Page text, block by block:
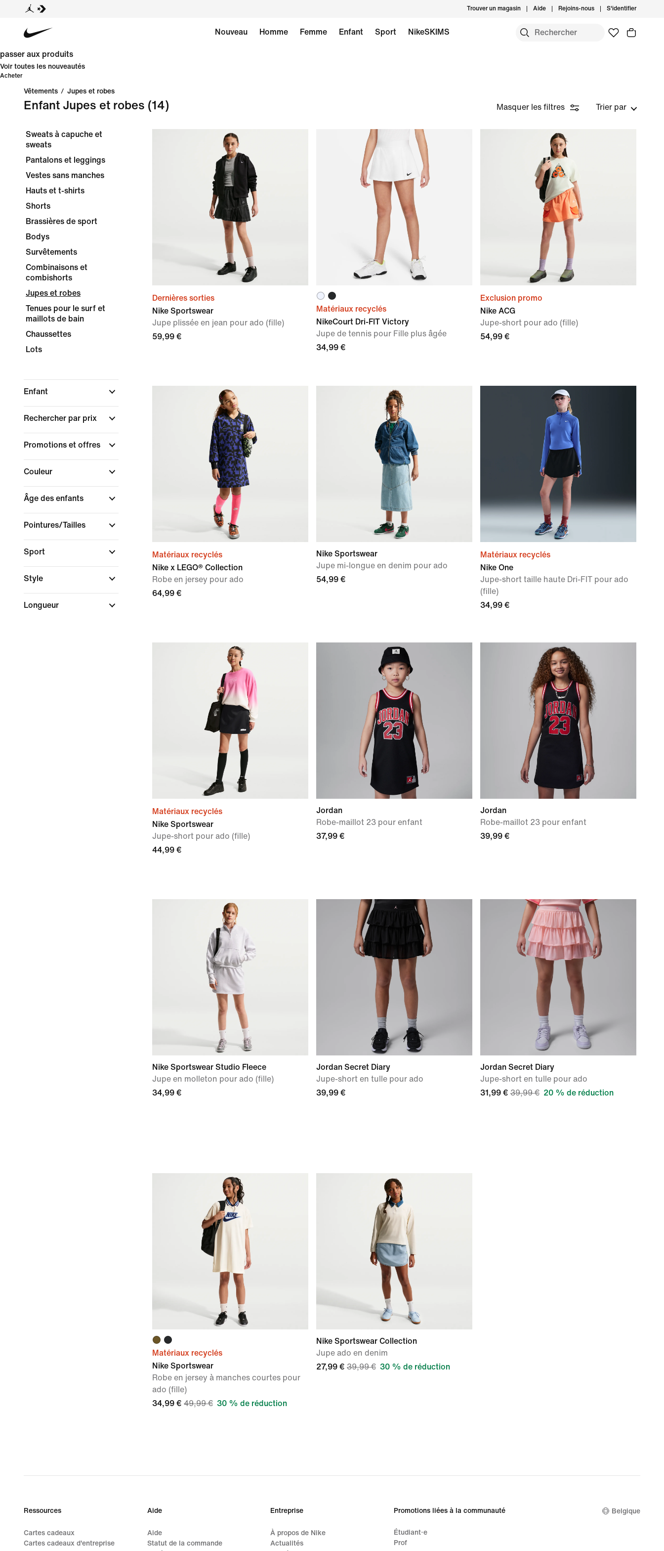
Trouver un magasin Aide Rejoins-nous S'identifier
Nouveau Homme Femme Enfant Sport NikeSKIMS
passer aux produits
Voir toutes les nouveautés
Acheter
Vêtements / Jupes et robes
Enfant Jupes et robes (14) Masquer les filtres Trier par
Sweats à capuche et
sweats
Pantalons et leggings
Vestes sans manches
Hauts et t-shirts
Shorts
Brassières de sport
Bodys
Survêtements
Combinaisons et
combishorts
Jupes et robes
Tenues pour le surf et
maillots de bain
Chaussettes
Lots
Enfant
Rechercher par prix
Promotions et offres
Couleur
Âge des enfants
Pointures/Tailles
Sport
Style
Longueur
Dernières sorties
Nike Sportswear
Jupe plissée en jean pour ado (fille)
59,99 €
Matériaux recyclés
NikeCourt Dri-FIT Victory
Jupe de tennis pour Fille plus âgée
34,99 €
Exclusion promo
Nike ACG
Jupe-short pour ado (fille)
54,99 €
Matériaux recyclés
Nike x LEGO® Collection
Robe en jersey pour ado
64,99 €
Nike Sportswear
Jupe mi-longue en denim pour ado
54,99 €
Matériaux recyclés
Nike One
Jupe-short taille haute Dri-FIT pour ado
(fille)
34,99 €
Matériaux recyclés
Nike Sportswear
Jupe-short pour ado (fille)
44,99 €
Jordan
Robe-maillot 23 pour enfant
37,99 €
Jordan
Robe-maillot 23 pour enfant
39,99 €
Nike Sportswear Studio Fleece
Jupe en molleton pour ado (fille)
34,99 €
Jordan Secret Diary
Jupe-short en tulle pour ado
39,99 €
Jordan Secret Diary
Jupe-short en tulle pour ado
31,99 € 39,99 € 20 % de réduction
Matériaux recyclés
Nike Sportswear
Robe en jersey à manches courtes pour
ado (fille)
34,99 € 49,99 € 30 % de réduction
Nike Sportswear Collection
Jupe ado en denim
27,99 € 39,99 € 30 % de réduction
Ressources
Cartes cadeaux
Cartes cadeaux d'entreprise
Aide
Aide
Statut de la commande
Entreprise
À propos de Nike
Actualités
Promotions liées à la communauté
Étudiant·e
Prof
Belgique